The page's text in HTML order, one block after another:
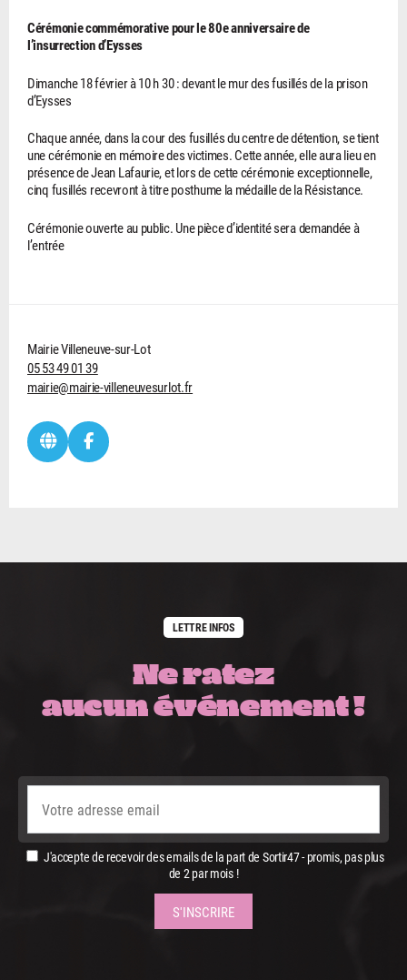
Cérémonie commémorative pour le 80e anniversaire de
l’insurrection d’Eysses
Dimanche 18 février à 10 h 30 : devant le mur des fusillés de la prison
d’Eysses
Chaque année, dans la cour des fusillés du centre de détention, se tient
une cérémonie en mémoire des victimes. Cette année, elle aura lieu en
présence de Jean Lafaurie, et lors de cette cérémonie exceptionnelle,
cinq fusillés recevront à titre posthume la médaille de la Résistance.
Cérémonie ouverte au public. Une pièce d’identité sera demandée à
l’entrée
Mairie Villeneuve-sur-Lot
05 53 49 01 39
mairie@mairie-villeneuvesurlot.fr
LETTRE INFOS
Ne ratez
aucun événement !
J'accepte de recevoir des emails de la part de Sortir47 - promis, pas plus
de 2 par mois !